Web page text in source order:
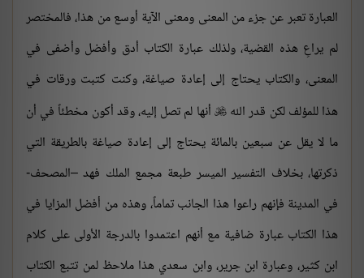
العبارة تعبر عن جزء من المعنى ومعنى الآية أوسع من هذا، فالمختصر
لم يراعِ هذه القضية، ولذلك عبارة الكتاب أدق وأفضل وأضفى في
المعنى، والكتاب يحتاج إلى إعادة صياغة، وكنت كتبت ورقات في
هذا للمؤلف لكن قدر الله أنها لم تصل إليه، وقد أكون مخطئاً في أن
ما لا يقل عن سبعين بالمائة يحتاج إلى إعادة صياغة بالطريقة التي
ذكرتها، بخلاف التفسير الميسر طبعة مجمع الملك فهد –المصحف-
في المدينة فإنهم راعوا هذا الجانب تماماً، وهذه من أفضل المزايا في
هذا الكتاب عبارة ضافية مع أنهم اعتمدوا بالدرجة الأولى على كلام
ابن كثير، وعبارة ابن جرير، وابن سعدي هذا ملاحظ لمن تتبع الكتاب